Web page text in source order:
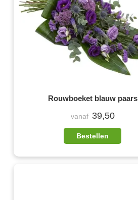
Rouwboeket blauw paars
vanaf 39,50
Bestellen